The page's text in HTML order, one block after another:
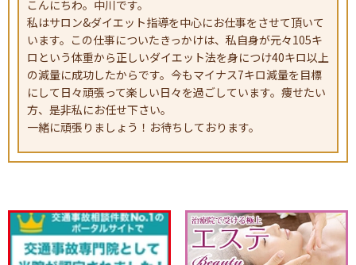
こんにちわ。中川です。
私はサロン&ダイエット指導を中心にお仕事をさせて頂いて
います。この仕事についたきっかけは、私自身が元々105キ
ロという体重から正しいダイエット法を身につけ40キロ以上
の減量に成功したからです。今もマイナス7キロ減量を目標
にして日々頑張って楽しい日々を過ごしています。痩せたい
方、是非私にお任せ下さい。
一緒に頑張りましょう！お待ちしております。